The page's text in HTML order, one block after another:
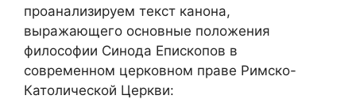
проанализируем текст канона,
выражающего основные положения
философии Синода Епископов в
современном церковном праве Римско-
Католической Церкви: